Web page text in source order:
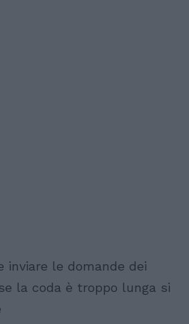
inviare le domande dei
la coda è troppo lunga si